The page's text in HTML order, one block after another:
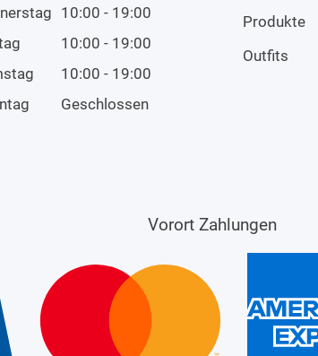
10:00 - 19:00
10:00 - 19:00
10:00 - 19:00
Geschlossen
Produkte
Outfits
Vorort Zahlungen